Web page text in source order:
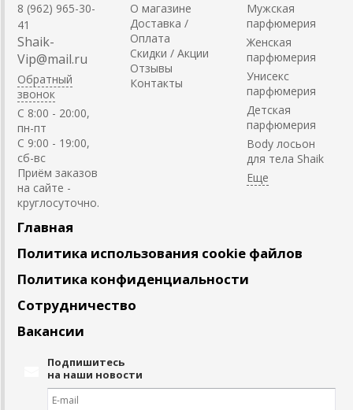
8 (962) 965-30-
41
Shaik-
Vip@mail.ru
Обратный
звонок
C 8:00 - 20:00,
пн-пт
С 9:00 - 19:00,
сб-вс
Приём заказов
на сайте -
круглосуточно.
О магазине
Доставка /
Оплата
Скидки / Акции
Отзывы
Контакты
Мужская
парфюмерия
Женская
парфюмерия
Унисекс
парфюмерия
Детская
парфюмерия
Body лосьон
для тела Shaik
Главная
Политика использования cookie файлов
Политика конфиденциальности
Сотрудничество
Вакансии
Подпишитесь
на наши новости